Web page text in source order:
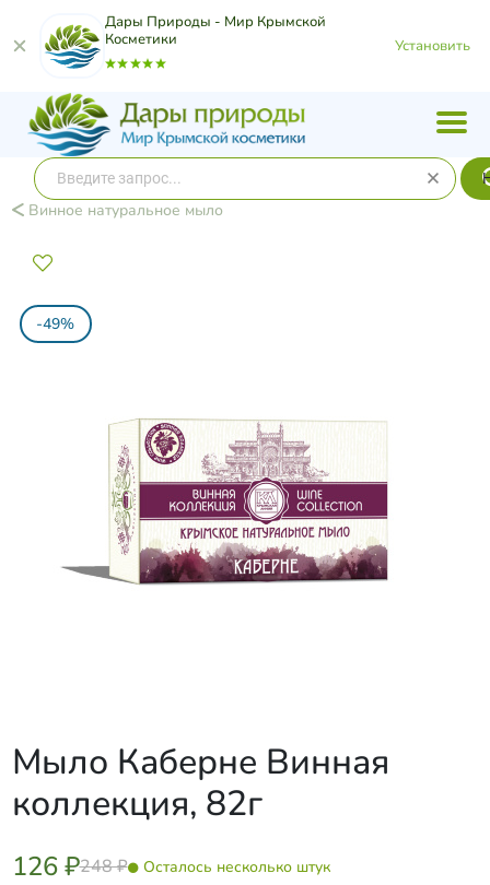
Дары Природы - Мир Крымской
Косметики
Установить
Винное натуральное мыло
-49%
Мыло Каберне Винная
коллекция, 82г
126 ₽248 ₽ Осталось несколько штук